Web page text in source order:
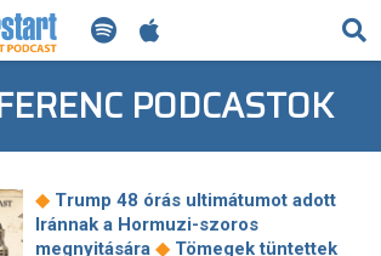
KERESÉS
PODCASTOK
◆ Trump 48 órás ultimátumot adott
Iránnak a Hormuzi-szoros
megnyitására ◆ Tömegek tüntettek